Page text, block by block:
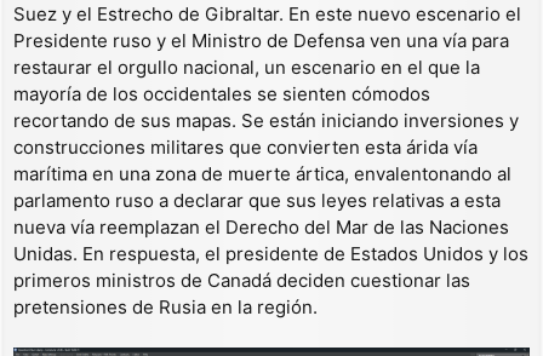
Suez y el Estrecho de Gibraltar. En este nuevo escenario el
Presidente ruso y el Ministro de Defensa ven una vía para
restaurar el orgullo nacional, un escenario en el que la
mayoría de los occidentales se sienten cómodos
recortando de sus mapas. Se están iniciando inversiones y
construcciones militares que convierten esta árida vía
marítima en una zona de muerte ártica, envalentonando al
parlamento ruso a declarar que sus leyes relativas a esta
nueva vía reemplazan el Derecho del Mar de las Naciones
Unidas. En respuesta, el presidente de Estados Unidos y los
primeros ministros de Canadá deciden cuestionar las
pretensiones de Rusia en la región.